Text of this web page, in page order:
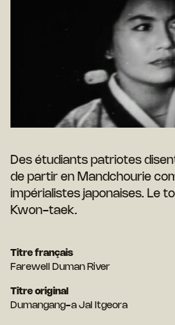
Des étudiants patriotes
de partir en Mandchourie
impérialistes japonaises. Le
Kwon-taek.
Titre français
Farewell Duman River
Titre original
Dumangang-a Jal Itgeora